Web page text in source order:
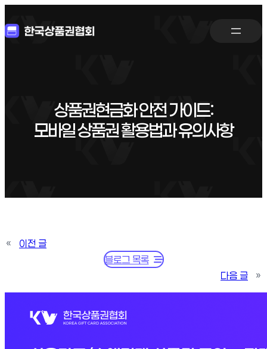
상품권현금화 안전 가이드:
모바일 상품권 활용법과 유의사항
«
이전 글
블로그 목록
다음 글
»